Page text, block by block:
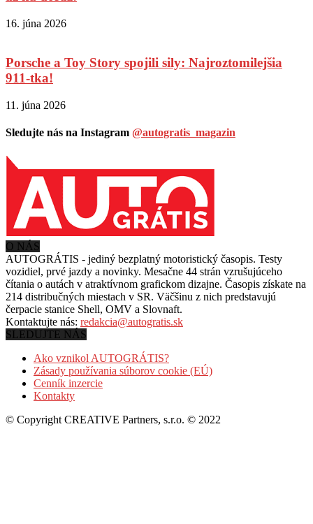
16. júna 2026
Porsche a Toy Story spojili sily: Najroztomilejšia
911-tka!
11. júna 2026
Sledujte nás na Instagram @autogratis_magazin
O NÁS
AUTOGRÁTIS - jediný bezplatný motoristický časopis. Testy
vozidiel, prvé jazdy a novinky. Mesačne 44 strán vzrušujúceho
čítania o autách v atraktívnom grafickom dizajne. Časopis získate na
214 distribučných miestach v SR. Väčšinu z nich predstavujú
čerpacie stanice Shell, OMV a Slovnaft.
Kontaktujte nás: redakcia@autogratis.sk
SLEDUJTE NÁS
Ako vznikol AUTOGRÁTIS?
Zásady používania súborov cookie (EÚ)
Cenník inzercie
Kontakty
© Copyright CREATIVE Partners, s.r.o. © 2022